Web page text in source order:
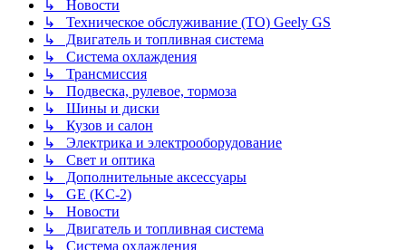
↳ Новости
↳ Техническое обслуживание (ТО) Geely GS
↳ Двигатель и топливная система
↳ Система охлаждения
↳ Трансмиссия
↳ Подвеска, рулевое, тормоза
↳ Шины и диски
↳ Кузов и салон
↳ Электрика и электрооборудование
↳ Свет и оптика
↳ Дополнительные аксессуары
↳ GE (KC-2)
↳ Новости
↳ Двигатель и топливная система
↳ Система охлаждения